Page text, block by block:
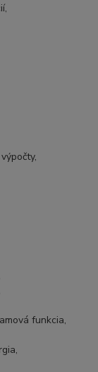
funkcia,